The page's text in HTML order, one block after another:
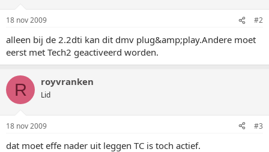
18 nov 2009 #2
alleen bij de 2.2dti kan dit dmv plug&amp;play.Andere moet
eerst met Tech2 geactiveerd worden.
R royvranken
Lid
18 nov 2009 #3
dat moet effe nader uit leggen TC is toch actief.